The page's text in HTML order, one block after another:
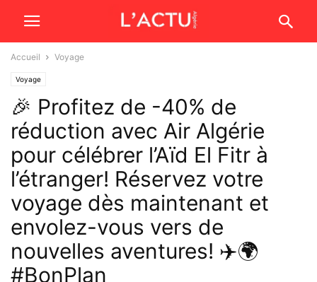
Accueil Voyage
Voyage
🎉 Profitez de -40% de
réduction avec Air Algérie
pour célébrer l’Aïd El Fitr à
l’étranger! Réservez votre
voyage dès maintenant et
envolez-vous vers de
nouvelles aventures! ✈️🌍
#BonPlan